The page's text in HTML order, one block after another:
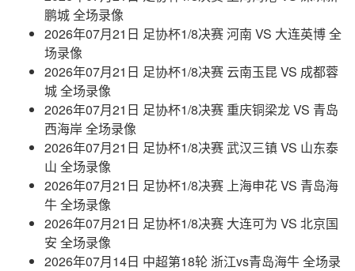
鹏城 全场录像
2026年07月21日 足协杯1/8决赛 河南 VS 大连英博 全
场录像
2026年07月21日 足协杯1/8决赛 云南玉昆 VS 成都蓉
城 全场录像
2026年07月21日 足协杯1/8决赛 重庆铜梁龙 VS 青岛
西海岸 全场录像
2026年07月21日 足协杯1/8决赛 武汉三镇 VS 山东泰
山 全场录像
2026年07月21日 足协杯1/8决赛 上海申花 VS 青岛海
牛 全场录像
2026年07月21日 足协杯1/8决赛 大连可为 VS 北京国
安 全场录像
2026年07月14日 中超第18轮 浙江vs青岛海牛 全场录